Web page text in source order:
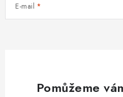
E-mail
Pomůžeme